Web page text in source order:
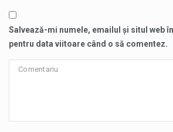
Salvează-mi numele, emailul și situl web
pentru data viitoare când o să comentez.